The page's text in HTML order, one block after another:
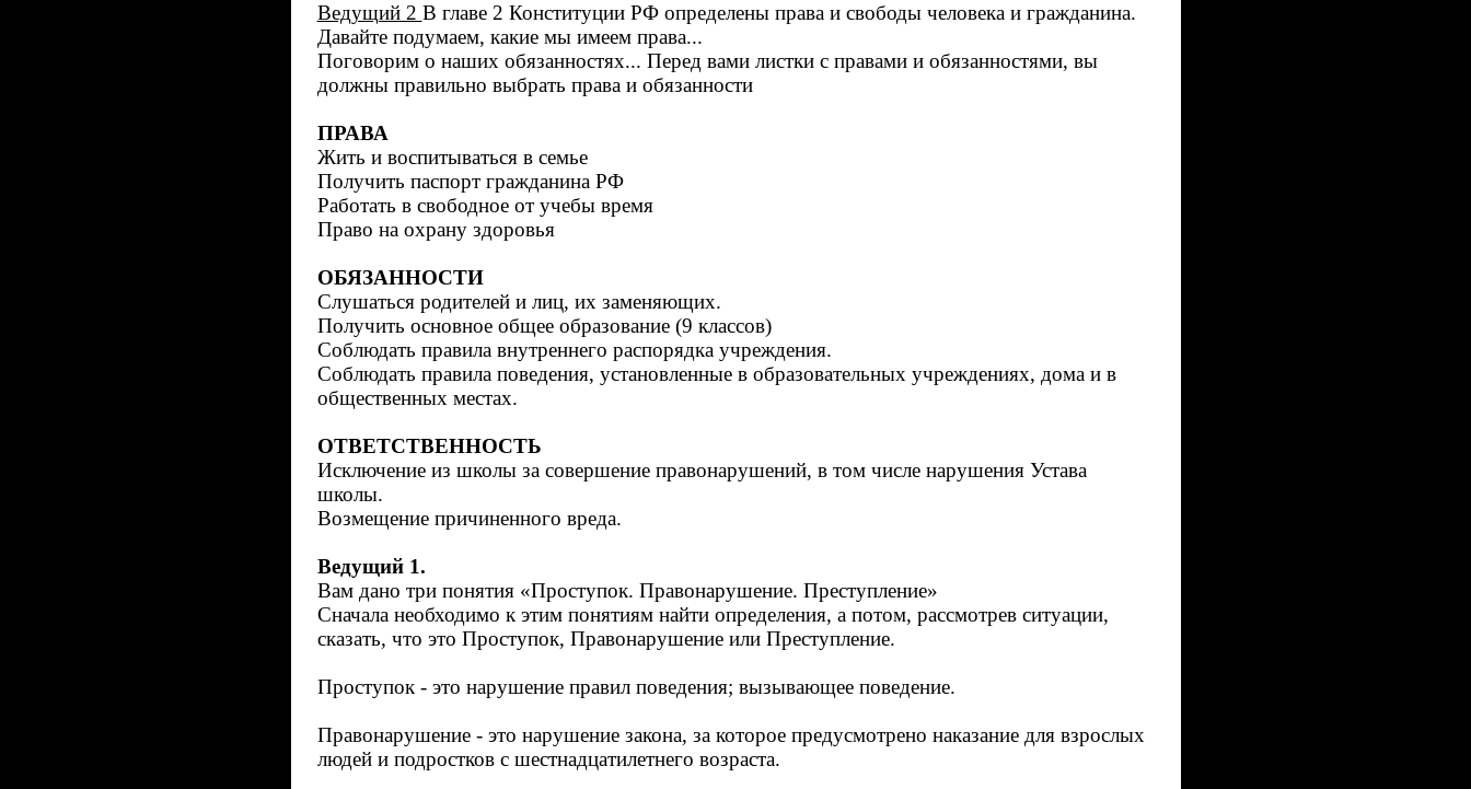
Ведущий 2 В главе 2 Конституции РФ определены права и свободы человека и гражданина.
Давайте подумаем, какие мы имеем права...
Поговорим о наших обязанностях... Перед вами листки с правами и обязанностями, вы
должны правильно выбрать права и обязанности
ПРАВА
Жить и воспитываться в семье
Получить паспорт гражданина РФ
Работать в свободное от учебы время
Право на охрану здоровья
ОБЯЗАННОСТИ
Слушаться родителей и лиц, их заменяющих.
Получить основное общее образование (9 классов)
Соблюдать правила внутреннего распорядка учреждения.
Соблюдать правила поведения, установленные в образовательных учреждениях, дома и в
общественных местах.
ОТВЕТСТВЕННОСТЬ
Исключение из школы за совершение правонарушений, в том числе нарушения Устава
школы.
Возмещение причиненного вреда.
Ведущий 1.
Вам дано три понятия «Проступок. Правонарушение. Преступление»
Сначала необходимо к этим понятиям найти определения, а потом, рассмотрев ситуации,
сказать, что это Проступок, Правонарушение или Преступление.
Проступок - это нарушение правил поведения; вызывающее поведение.
Правонарушение - это нарушение закона, за которое предусмотрено наказание для взрослых
людей и подростков с шестнадцатилетнего возраста.